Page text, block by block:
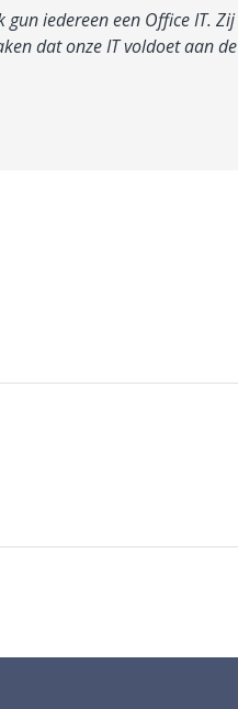
iedereen een Office IT. Zij
dat onze IT voldoet aan de